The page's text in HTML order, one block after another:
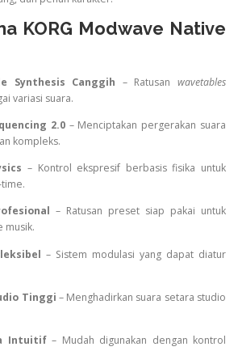
KORG Modwave Native
Synthesis Canggih – Ratusan wavetables
variasi suara.
2.0– Menciptakan pergerakan suara
kompleks.
– Kontrol ekspresif berbasis fisika untuk
– Ratusan preset siap pakai untuk
musik.
– Sistem modulasi yang dapat diatur
Tinggi – Menghadirkan suara setara studio
Intuitif– Mudah digunakan dengan kontrol